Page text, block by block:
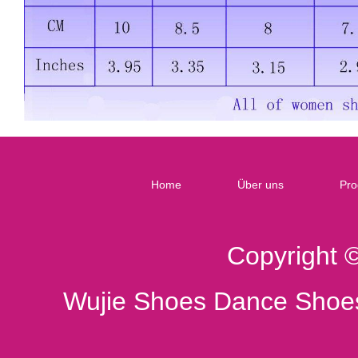
Home Über uns
Copyright
Wujie Shoes Dance